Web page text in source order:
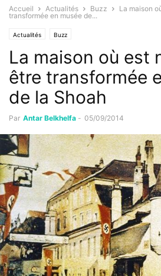
Accueil Actualités Buzz
La maison
transformée en musée de...
Actualités Buzz
La maison où est
être transformée
de la Shoah
Par Antar Belkhelfa - 05/09/2014